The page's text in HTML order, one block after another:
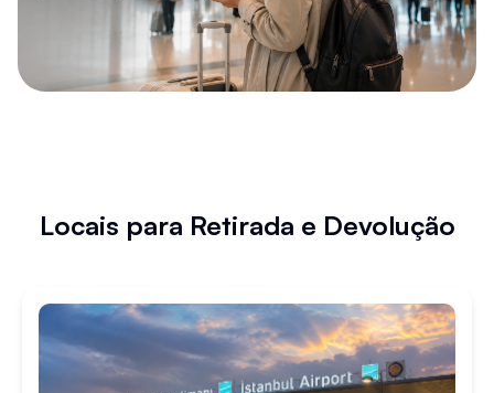
Locais para Retirada e Devolução